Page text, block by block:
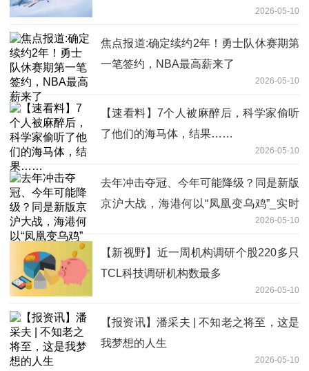
2026-05-10
焦点报道:确定续约2年！勇士队休赛期第
一笔签约，NBA最高薪来了
2026-05-10
【速看料】7个人被麻醉后，科学家偷听
了他们的海马体，结果……
2026-05-10
去年冲击夺冠、今年可能降级？同是新版
京沪大战，海港何以“凤凰变乌鸡”_实时
2026-05-10
【新视野】近一周机构调研个股220多只
TCL科技调研机构数最多
2026-05-10
【报资讯】潘采夫 | 不知老之将至，这是
我梦想的人生
2026-05-10